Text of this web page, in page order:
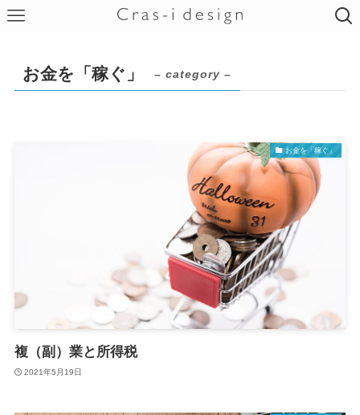
お金を「稼ぐ」 – category –
お金を「稼ぐ」
複（副）業と所得税
2021年5月19日